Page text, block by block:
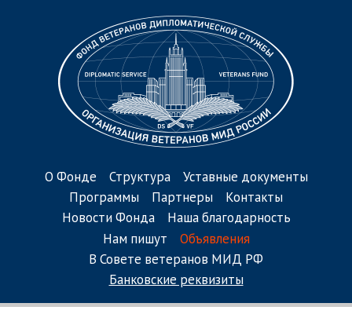
О Фонде Структура
Уставные документы
Программы
Партнеры
Контакты
Новости Фонда
Наша благодарность
Нам пишут
Объявления
В Совете ветеранов МИД РФ
Банковские реквизиты